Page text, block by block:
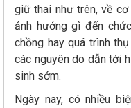
giữ thai như trên, về
ảnh hưởng gì đến
chồng hay quá trình
các nguyên do dẫn tới
sinh sớm.
Ngày nay, có nhiều